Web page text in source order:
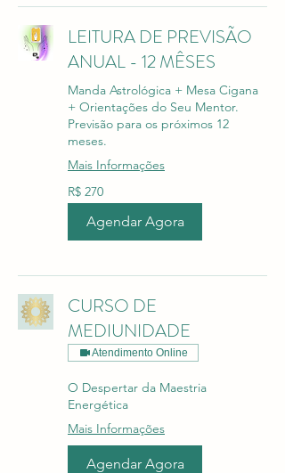
LEITURA DE PREVISÃO
ANUAL - 12 MÊSES
Manda Astrológica + Mesa Cigana
+ Orientações do Seu Mentor.
Previsão para os próximos 12
meses.
Mais Informações
270
Reais
brasileiros
R$ 270
Agendar Agora
CURSO DE
MEDIUNIDADE
Atendimento Online
O Despertar da Maestria
Energética
Mais Informações
Agendar Agora